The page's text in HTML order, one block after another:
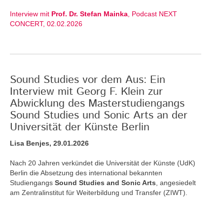
Interview mit Prof. Dr. Stefan Mainka , Podcast NEXT
CONCERT, 02.02.2026
Sound Studies vor dem Aus: Ein
Interview mit Georg F. Klein zur
Abwicklung des Masterstudiengangs
Sound Studies und Sonic Arts an der
Universität der Künste Berlin
Lisa Benjes, 29.01.2026
Nach 20 Jahren verkündet die Universität der Künste (UdK)
Berlin die Absetzung des international bekannten
Studiengangs Sound Studies and Sonic Arts , angesiedelt
am Zentralinstitut für Weiterbildung und Transfer (ZIWT).